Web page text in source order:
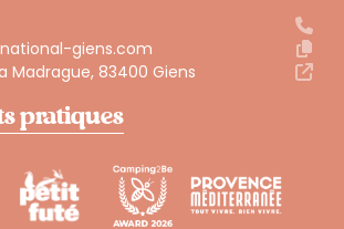
giens.com
Madrague, 83400 Giens
pratiques